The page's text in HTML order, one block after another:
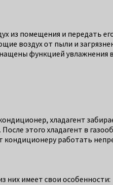
из помещения и передать
воздух от пыли и
функцией увлажнения
хладагент
этого хладагент в
работать
них имеет свои особенности: